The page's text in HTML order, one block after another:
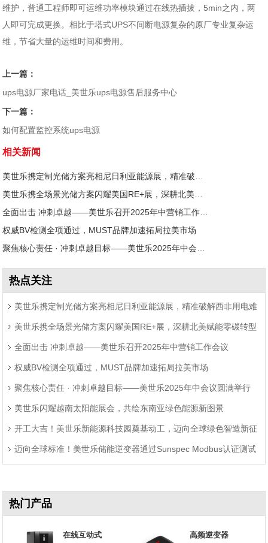
维护，普通工程师即可运维功率模块通过在线热插拔，5min之内，两
人即可完成更换。相比于塔式UPS不间断电源复杂的原厂专业复杂运
维，节省大量的运维时间和费用。
上一篇：
ups电源厂家电话_美世乐ups电源售后服务中心
下一篇：
如何配置监控系统ups电源
相关新闻
美世乐携定制光储方案亮相尼日利亚能源展，精准破解西非用电难题
美世乐携全场景光储方案闪耀美国RE+展，深耕北美赋能零碳转型
全面出击 冲刺卓越——美世乐召开2025年中营销工作会议
权威BV检测全项通过，MUST品牌加速拓局拉美市场
聚焦核心责任 · 冲刺卓越目标——美世乐2025年中会议圆满举行
热点关注
美世乐携定制光储方案亮相尼日利亚能源展，精准破解西非用电难
题 美世乐携全场景光储方案闪耀美国RE+展，深耕北美赋能零碳转型
全面出击 冲刺卓越——美世乐召开2025年中营销工作会议
权威BV检测全项通过，MUST品牌加速拓局拉美市场
聚焦核心责任 · 冲刺卓越目标——美世乐2025年中会议圆满举行
美世乐闪耀越南太阳能展会，共绘东南亚绿色能源新图景
开工大吉！美世乐新能源科技园奠基动工，迈向全球绿色智造新征
程 迈向全球标准！美世乐储能逆变器通过Sunspec Modbus认证测试
热门产品
在线互动式 高频逆变器